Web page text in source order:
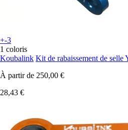
+-3
1 coloris
Koubalink Kit de rabaissement de selle
À partir de 250,00 €
28,43 €